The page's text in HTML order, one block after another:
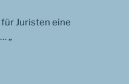
Juristen eine
„